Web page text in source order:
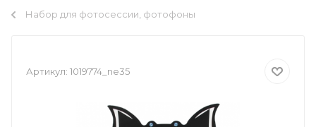
Набор для фотосессии, фотофоны
Артикул: 1019774_ne35